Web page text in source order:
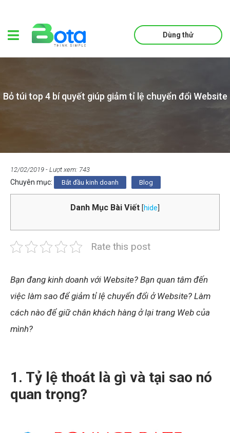
Dùng thử
Bỏ túi top 4 bí quyết giúp giảm tỉ lệ chuyển đổi Website
12/02/2019 - Lượt xem: 743
Chuyên mục: Bắt đầu kinh doanh Blog
Danh Mục Bài Viết [hide
Rate this post
Bạn đang kinh doanh với Website? Bạn quan tâm đến
việc làm sao để giảm tỉ lệ chuyển đổi ở Website? Làm
cách nào để giữ chân khách hàng ở lại trang Web của
mình?
1. Tỷ lệ thoát là gì và tại sao nó
quan trọng?